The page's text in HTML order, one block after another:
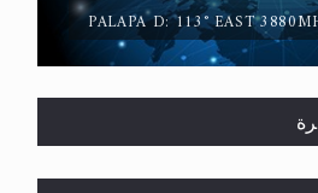
PALAPA D: 113° EAST